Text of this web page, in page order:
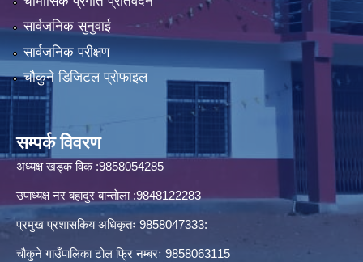
सार्वजनिक सुनुवाई
सार्वजनिक परीक्षण
चौकुने डिजिटल प्रोफाइल
सम्पर्क विवरण
अध्यक्ष खड्क विक :9858054285
उपाध्यक्ष नर बहादुर बान्ताेला :9848122283
प्रमुख प्रशासकिय अधिकृतः 9858047333:
चौकुने गाउँपालिका टोल फ्रि नम्बरः 9858063115